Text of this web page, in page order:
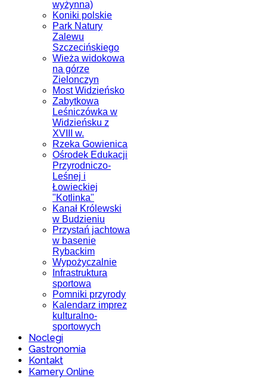
wyżynna)
Koniki polskie
Park Natury
Zalewu
Szczecińskiego
Wieża widokowa
na górze
Zielonczyn
Most Widzieńsko
Zabytkowa
Leśniczówka w
Widzieńsku z
XVIII w.
Rzeka Gowienica
Ośrodek Edukacji
Przyrodniczo-
Leśnej i
Łowieckiej
"Kotlinka"
Kanał Królewski
w Budzieniu
Przystań jachtowa
w basenie
Rybackim
Wypożyczalnie
Infrastruktura
sportowa
Pomniki przyrody
Kalendarz imprez
kulturalno-
sportowych
Noclegi
Gastronomia
Kontakt
Kamery Online